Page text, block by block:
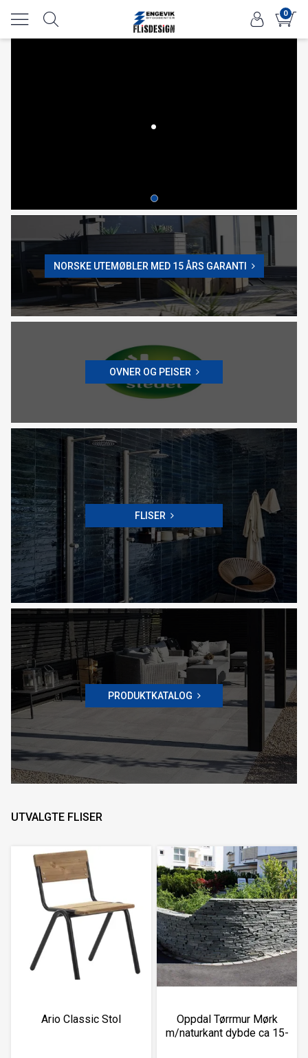
0
.
NORSKE UTEMØBLER MED 15 ÅRS GARANTI
OVNER OG PEISER
FLISER
PRODUKTKATALOG
UTVALGTE FLISER
Ario Classic Stol
Oppdal Tørrmur Mørk
m/naturkant dybde ca 15-